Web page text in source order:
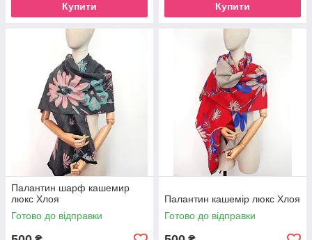
Купити Купити
Палантин шарф кашемир
люкс Хлоя
Готово до відправки
Палантин кашемір люкс Хлоя
Готово до відправки